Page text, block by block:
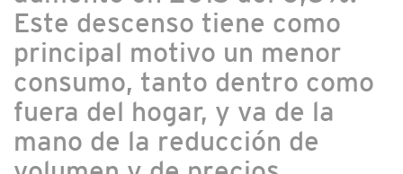
Este descenso tiene como
principal motivo un menor
consumo, tanto dentro como
fuera del hogar, y va de la
mano de la reducción de